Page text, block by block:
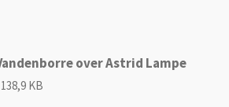
over Astrid Lampe
KB